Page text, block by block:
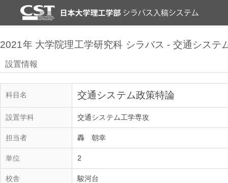
2021年 大学院理工学研究科 シラバス - 交通システ
設置情報
科目名 交通システム政策特論
設置学科 交通システム工学専攻
担当者 轟 朝幸
単位 2
校舎 駿河台